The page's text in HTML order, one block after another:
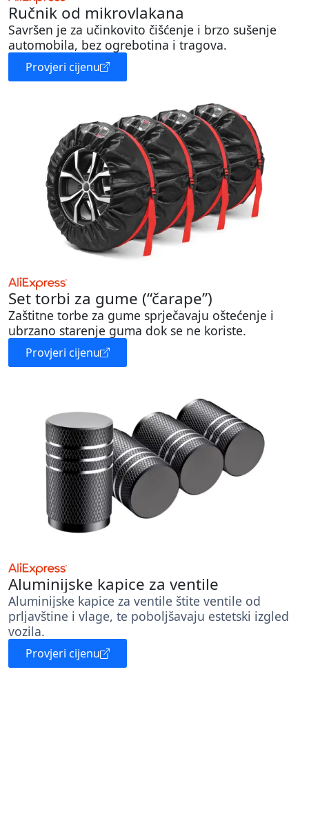
Ručnik od mikrovlakana
Savršen je za učinkovito čišćenje i brzo sušenje
automobila, bez ogrebotina i tragova.
Provjeri cijenu
Set torbi za gume (“čarape”)
Zaštitne torbe za gume sprječavaju oštećenje i
ubrzano starenje guma dok se ne koriste.
Provjeri cijenu
Aluminijske kapice za ventile
Aluminijske kapice za ventile štite ventile od
prljavštine i vlage, te poboljšavaju estetski izgled
vozila.
Provjeri cijenu